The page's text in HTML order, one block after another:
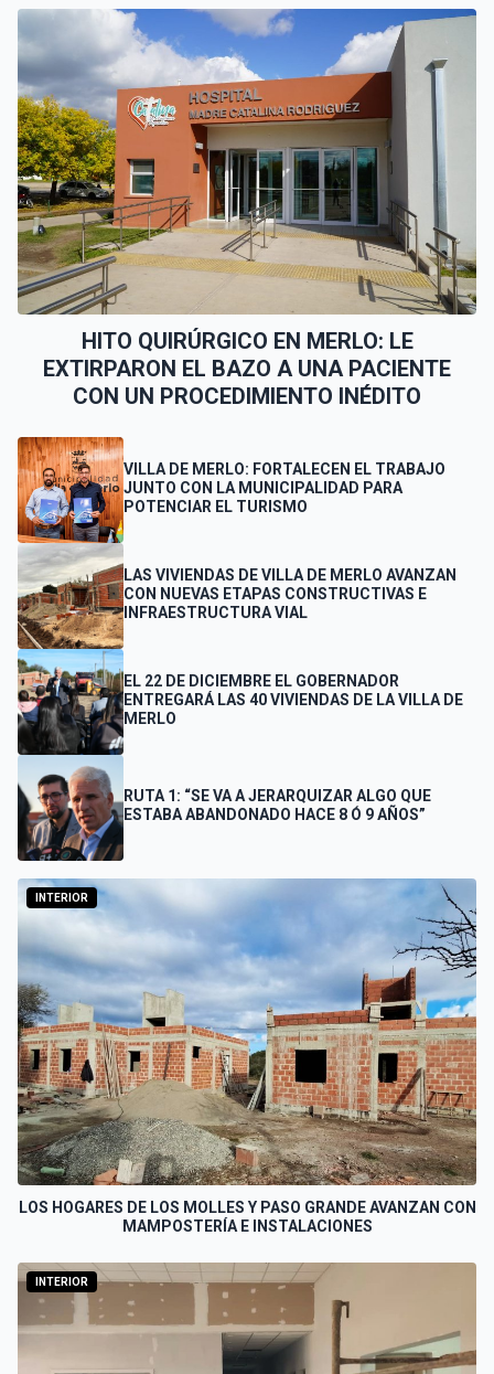
HITO QUIRÚRGICO EN MERLO: LE
EXTIRPARON EL BAZO A UNA PACIENTE
CON UN PROCEDIMIENTO INÉDITO
VILLA DE MERLO: FORTALECEN EL TRABAJO
JUNTO CON LA MUNICIPALIDAD PARA
POTENCIAR EL TURISMO
LAS VIVIENDAS DE VILLA DE MERLO AVANZAN
CON NUEVAS ETAPAS CONSTRUCTIVAS E
INFRAESTRUCTURA VIAL
EL 22 DE DICIEMBRE EL GOBERNADOR
ENTREGARÁ LAS 40 VIVIENDAS DE LA VILLA DE
MERLO
RUTA 1: “SE VA A JERARQUIZAR ALGO QUE
ESTABA ABANDONADO HACE 8 Ó 9 AÑOS”
INTERIOR
LOS HOGARES DE LOS MOLLES Y PASO GRANDE AVANZAN CON
MAMPOSTERÍA E INSTALACIONES
INTERIOR